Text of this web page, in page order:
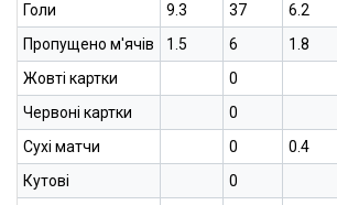
Голи 9.3 37 6.2
Пропущено м'ячів
1.5 6 1.8
Жовті картки
0
Червоні картки
0
Сухі матчи
0 0.4
Кутові
0